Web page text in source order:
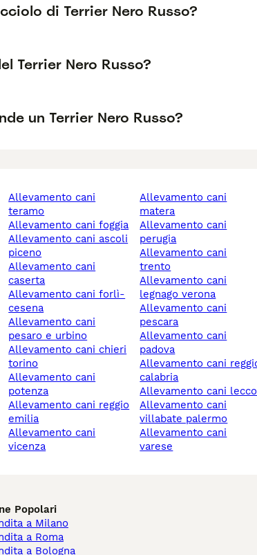
di Terrier Nero Russo?
Terrier Nero Russo?
un Terrier Nero Russo?
allevamento cani
teramo
allevamento cani foggia
allevamento cani ascoli
piceno
allevamento cani
caserta
allevamento cani forlì-
cesena
allevamento cani
pesaro e urbino
allevamento cani chieri
torino
allevamento cani
potenza
allevamento cani reggio
emilia
allevamento cani
vicenza
allevamento cani
matera
allevamento cani
perugia
allevamento cani
trento
allevamento cani
legnago verona
allevamento cani
pescara
allevamento cani
padova
allevamento cani reggio
calabria
allevamento cani lecco
allevamento cani
villabate palermo
allevamento cani
varese
Popolari
a Milano
a Roma
a Bologna